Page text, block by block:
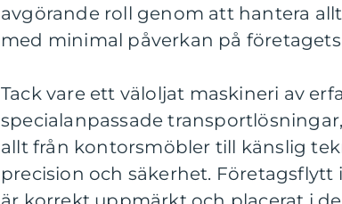
avgörande roll genom att hantera
med minimal påverkan på
Tack vare ett väloljat maskineri av
specialanpassade
allt från kontorsmöbler till känslig
precision och säkerhet.